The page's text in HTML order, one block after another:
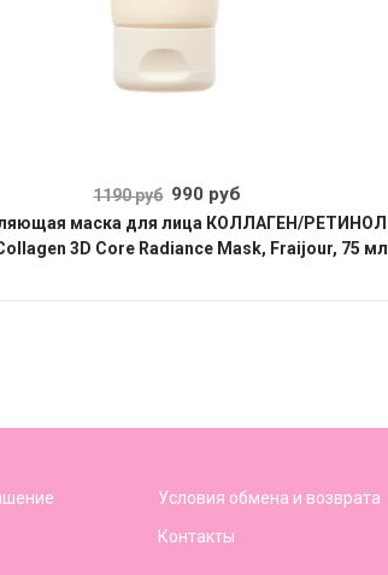
1190 руб 990 руб
маска для лица КОЛЛАГЕН/РЕТИНОЛ
3D Core Radiance Mask, Fraijour, 75 мл
Условия обмена и возврата
Контакты